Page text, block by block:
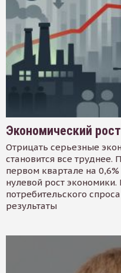
Экономический
Отрицать серьезные
становится все
первом квартале на
нулевой рост
потребительского
результаты